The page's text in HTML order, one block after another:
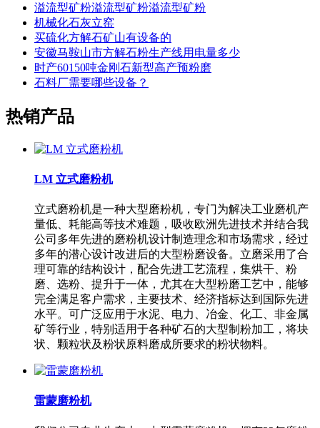
溢流型矿粉溢流型矿粉溢流型矿粉
机械化石灰立窑
买硫化方解石矿山有设备的
安徽马鞍山市方解石粉生产线用电量多少
时产60150吨金刚石新型高产预粉磨
石料厂需要哪些设备？
热销产品
LM 立式磨粉机
立式磨粉机是一种大型磨粉机，专门为解决工业磨机产
量低、耗能高等技术难题，吸收欧洲先进技术并结合我
公司多年先进的磨粉机设计制造理念和市场需求，经过
多年的潜心设计改进后的大型粉磨设备。立磨采用了合
理可靠的结构设计，配合先进工艺流程，集烘干、粉
磨、选粉、提升于一体，尤其在大型粉磨工艺中，能够
完全满足客户需求，主要技术、经济指标达到国际先进
水平。可广泛应用于水泥、电力、冶金、化工、非金属
矿等行业，特别适用于各种矿石的大型制粉加工，将块
状、颗粒状及粉状原料磨成所要求的粉状物料。
雷蒙磨粉机